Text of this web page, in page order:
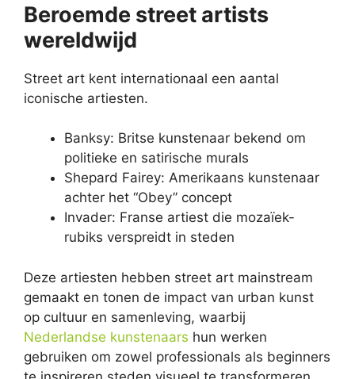
Beroemde street artists
wereldwijd
Street art kent internationaal een aantal
iconische artiesten.
Banksy: Britse kunstenaar bekend om
politieke en satirische murals
Shepard Fairey: Amerikaans kunstenaar
achter het “Obey” concept
Invader: Franse artiest die mozaïek-
rubiks verspreidt in steden
Deze artiesten hebben street art mainstream
gemaakt en tonen de impact van urban kunst
op cultuur en samenleving, waarbij
Nederlandse kunstenaars hun werken
gebruiken om zowel professionals als beginners